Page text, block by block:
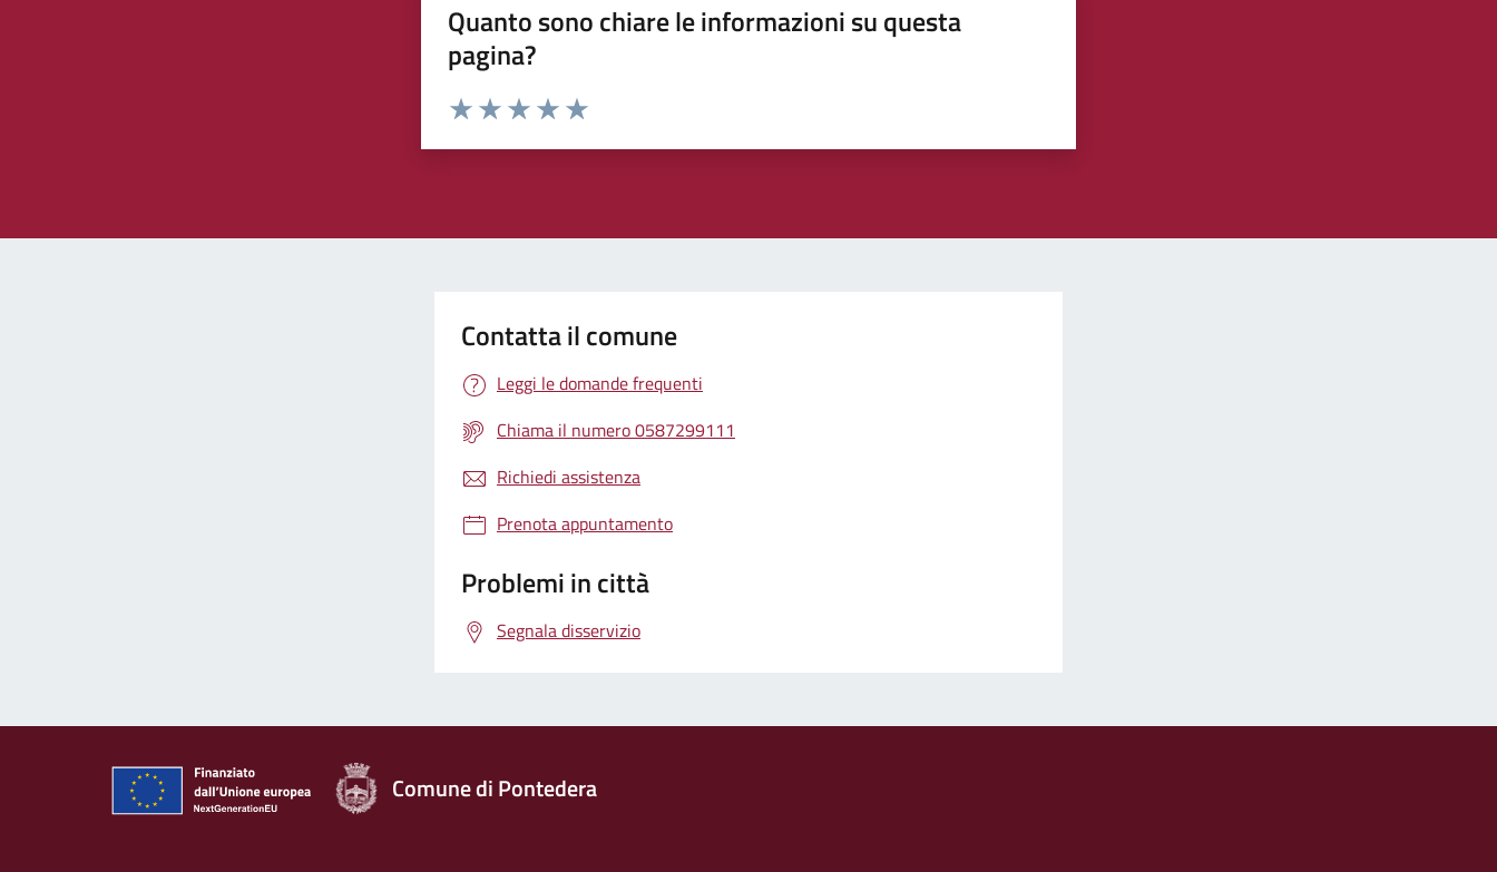
Quanto sono chiare le informazioni su questa
pagina?
Rating:
Contatta il comune
Leggi le domande frequenti
Chiama il numero 0587299111
Richiedi assistenza
Prenota appuntamento
Problemi in città
Segnala disservizio
Comune di Pontedera